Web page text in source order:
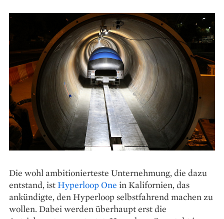
Die wohl ambitionierteste Unternehmung, die dazu
entstand, istHyperloop One in Kalifornien, das
ankündigte, den Hyperloop selbstfahrend machen zu
wollen. Dabei werden überhaupt erst die